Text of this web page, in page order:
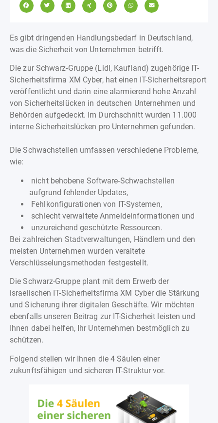
Es gibt dringenden Handlungsbedarf in Deutschland,
was die Sicherheit von Unternehmen betrifft.
Die zur Schwarz-Gruppe (Lidl, Kaufland) zugehörige IT-
Sicherheitsfirma XM Cyber, hat einen IT-Sicherheitsreport
veröffentlicht und darin eine alarmierend hohe Anzahl
von Sicherheitslücken in deutschen Unternehmen und
Behörden aufgedeckt. Im Durchschnitt wurden 11.000
interne Sicherheitslücken pro Unternehmen gefunden.
Die Schwachstellen umfassen verschiedene Probleme,
wie:
nicht behobene Software-Schwachstellen
aufgrund fehlender Updates,
Fehlkonfigurationen von IT-Systemen,
schlecht verwaltete Anmeldeinformationen und
unzureichend geschützte Ressourcen.
Bei zahlreichen Stadtverwaltungen, Händlern und den
meisten Unternehmen wurden veraltete
Verschlüsselungsmethoden festgestellt.
Die Schwarz-Gruppe plant mit dem Erwerb der
israelischen IT-Sicherheitsfirma XM Cyber die Stärkung
und Sicherung ihrer digitalen Geschäfte. Wir möchten
ebenfalls unseren Beitrag zur IT-Sicherheit leisten und
Ihnen dabei helfen, Ihr Unternehmen bestmöglich zu
schützen.
Folgend stellen wir Ihnen die 4 Säulen einer
zukunftsfähigen und sicheren IT-Struktur vor.